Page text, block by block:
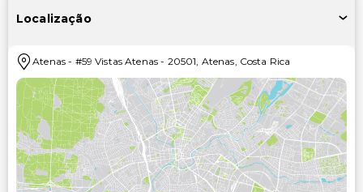
Localização
Atenas - #59 Vistas Atenas - 20501, Atenas, Costa Rica